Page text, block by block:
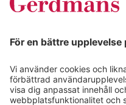
Kundcase
Magasin
Läsvärt